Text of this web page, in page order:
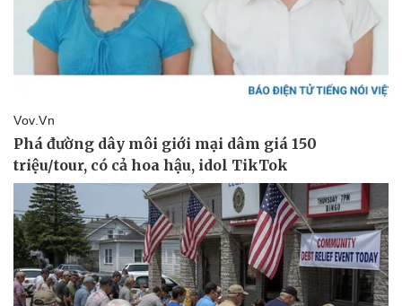
Pháp luật
Tin nóng
Tư vấn luật
Quân sự - Quốc phòng
Vũ khí
Phân tích